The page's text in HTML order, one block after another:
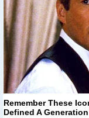
Remember These
Defined A Generation